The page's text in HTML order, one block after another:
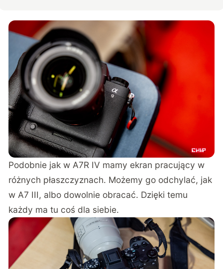
Podobnie jak w A7R IV mamy ekran pracujący w
różnych płaszczyznach. Możemy go odchylać, jak
w A7 III, albo dowolnie obracać. Dzięki temu
każdy ma tu coś dla siebie.